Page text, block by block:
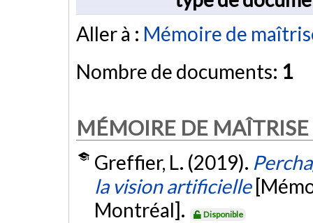
Aller à : Mémoire de
Nombre de documents: 1
MÉMOIRE DE MAÎTRISE
Greffier, L. (2019).
la vision artificielle
Montréal].
Disponible